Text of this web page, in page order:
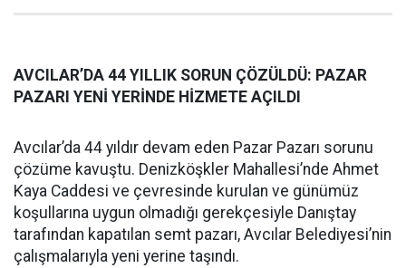
AVCILAR’DA 44 YILLIK SORUN ÇÖZÜLDÜ: PAZAR
PAZARI YENİ YERİNDE HİZMETE AÇILDI
Avcılar’da 44 yıldır devam eden Pazar Pazarı sorunu
çözüme kavuştu. Denizköşkler Mahallesi’nde Ahmet
Kaya Caddesi ve çevresinde kurulan ve günümüz
koşullarına uygun olmadığı gerekçesiyle Danıştay
tarafından kapatılan semt pazarı, Avcılar Belediyesi’nin
çalışmalarıyla yeni yerine taşındı.